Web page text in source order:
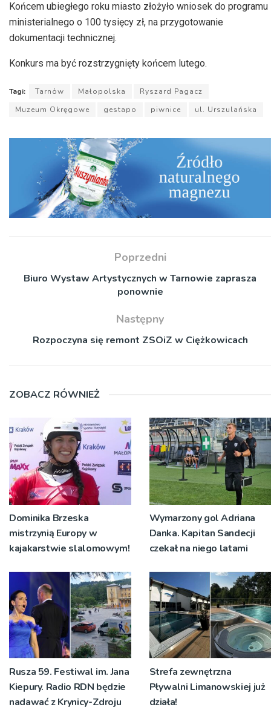
Końcem ubiegłego roku miasto złożyło wniosek do programu
ministerialnego o 100 tysięcy zł, na przygotowanie
dokumentacji technicznej.
Konkurs ma być rozstrzygnięty końcem lutego.
Tagi: Tarnów Małopolska
Ryszard Pagacz
Muzeum Okręgowe
gestapo piwnice ul. Urszulańska
Poprzedni
Biuro Wystaw Artystycznych w Tarnowie zaprasza
ponownie
Następny
Rozpoczyna się remont ZSOiZ w Ciężkowicach
ZOBACZ RÓWNIEŻ
Dominika Brzeska
mistrzynią Europy w
kajakarstwie slalomowym!
Wymarzony gol Adriana
Danka. Kapitan Sandecji
czekał na niego latami
Rusza 59. Festiwal im. Jana
Kiepury. Radio RDN będzie
nadawać z Krynicy-Zdroju
Strefa zewnętrzna
Pływalni Limanowskiej już
działa!